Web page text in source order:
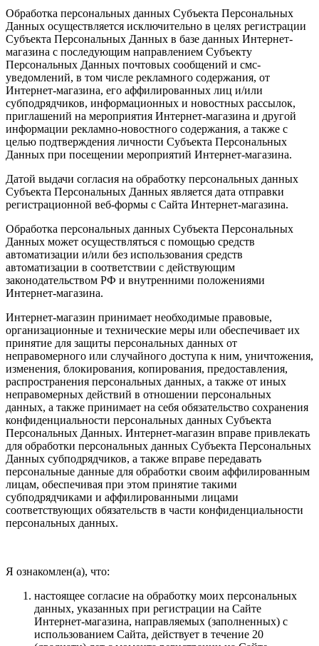
Обработка персональных данных Субъекта Персональных
Данных осуществляется исключительно в целях регистрации
Субъекта Персональных Данных в базе данных Интернет-
магазина с последующим направлением Субъекту
Персональных Данных почтовых сообщений и смс-
уведомлений, в том числе рекламного содержания, от
Интернет-магазина, его аффилированных лиц и/или
субподрядчиков, информационных и новостных рассылок,
приглашений на мероприятия Интернет-магазина и другой
информации рекламно-новостного содержания, а также с
целью подтверждения личности Субъекта Персональных
Данных при посещении мероприятий Интернет-магазина.
Датой выдачи согласия на обработку персональных данных
Субъекта Персональных Данных является дата отправки
регистрационной веб-формы с Сайта Интернет-магазина.
Обработка персональных данных Субъекта Персональных
Данных может осуществляться с помощью средств
автоматизации и/или без использования средств
автоматизации в соответствии с действующим
законодательством РФ и внутренними положениями
Интернет-магазина.
Интернет-магазин принимает необходимые правовые,
организационные и технические меры или обеспечивает их
принятие для защиты персональных данных от
неправомерного или случайного доступа к ним, уничтожения,
изменения, блокирования, копирования, предоставления,
распространения персональных данных, а также от иных
неправомерных действий в отношении персональных
данных, а также принимает на себя обязательство сохранения
конфиденциальности персональных данных Субъекта
Персональных Данных. Интернет-магазин вправе привлекать
для обработки персональных данных Субъекта Персональных
Данных субподрядчиков, а также вправе передавать
персональные данные для обработки своим аффилированным
лицам, обеспечивая при этом принятие такими
субподрядчиками и аффилированными лицами
соответствующих обязательств в части конфиденциальности
персональных данных.
Я ознакомлен(а), что:
настоящее согласие на обработку моих персональных
данных, указанных при регистрации на Сайте
Интернет-магазина, направляемых (заполненных) с
использованием Cайта, действует в течение 20